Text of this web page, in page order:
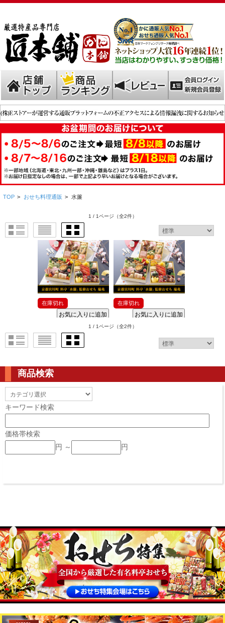
TOP > おせち料理通販 > 水簾
1 / 1ページ （全2件）
在庫切れ 在庫切れ
1 / 1ページ （全2件）
商品検索
キーワード検索
価格帯検索
円 ～
円